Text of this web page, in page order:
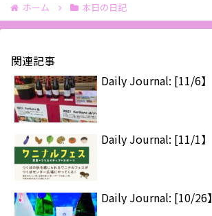
ホーム 本日の日記
関連記事
Daily Journal: [11/6】
Daily Journal: [11/1】
Daily Journal: [10/26】